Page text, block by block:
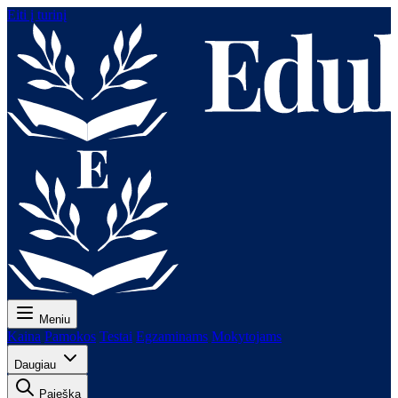
Eiti į turinį
Meniu
Kaina Pamokos Testai Egzaminams Mokytojams
Daugiau
Paieška